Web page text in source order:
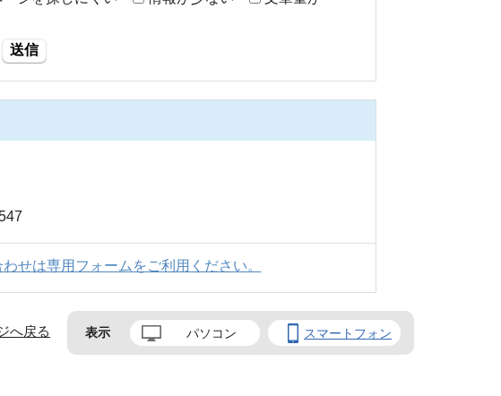
送信
せは専用フォームをご利用ください。
へ戻る 表示 パソコン スマートフォン